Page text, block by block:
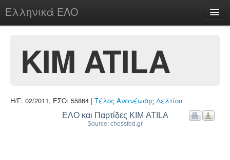
Ελληνικά ΕΛΟ
Login
KIM ATILA
Η/Γ: 02/2011, ΕΣΟ: 55864 | Τέλος Ανανέωσης Δελτίου
ΕΛΟ και Παρτίδες KIM ATILA
Source: chessfed.gr